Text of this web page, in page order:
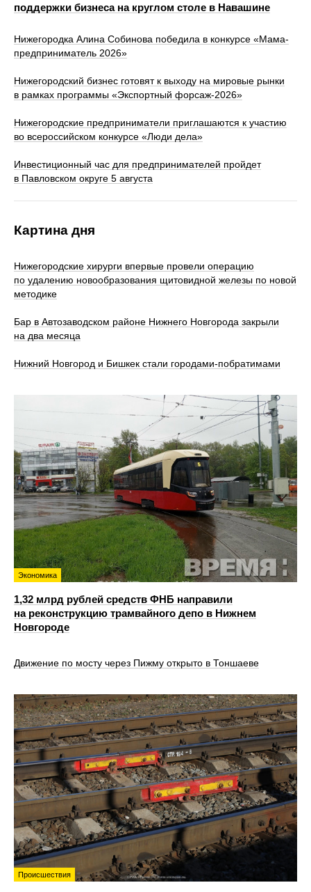
поддержки бизнеса на круглом столе в Навашине
Нижегородка Алина Собинова победила в конкурсе «Мама-
предприниматель 2026»
Нижегородский бизнес готовят к выходу на мировые рынки
в рамках программы «Экспортный форсаж-2026»
Нижегородские предприниматели приглашаются к участию
во всероссийском конкурсе «Люди дела»
Инвестиционный час для предпринимателей пройдет
в Павловском округе 5 августа
Картина дня
Нижегородские хирурги впервые провели операцию
по удалению новообразования щитовидной железы по новой
методике
Бар в Автозаводском районе Нижнего Новгорода закрыли
на два месяца
Нижний Новгород и Бишкек стали городами-побратимами
Экономика
1,32 млрд рублей средств ФНБ направили
на реконструкцию трамвайного депо в Нижнем
Новгороде
Движение по мосту через Пижму открыто в Тоншаеве
Происшествия